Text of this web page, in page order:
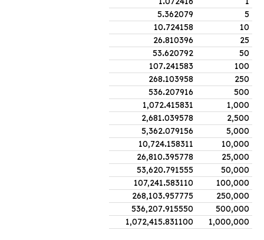
5
5.362079
10
10.724158
25
26.810396
50
53.620792
100
107.241583
250
268.103958
500
536.207916
1,000
1,072.415831
2,500
2,681.039578
5,000
5,362.079156
10,000
10,724.158311
25,000
26,810.395778
50,000
53,620.791555
100,000
107,241.583110
250,000
268,103.957775
500,000
536,207.915550
1,000,000
1,072,415.831100